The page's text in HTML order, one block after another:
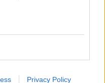
Privacy Policy
után jövő héten
a Fiumei úti fák